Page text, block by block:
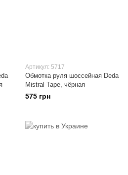
Артикул: 5717
Обмотка руля шоссейная Deda
Mistral Tape, чёрная
575 грн